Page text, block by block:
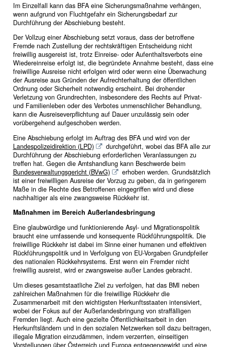
Im Einzelfall kann das BFA eine Sicherungsmaßnahme verhängen,
wenn aufgrund von Fluchtgefahr ein Sicherungsbedarf zur
Durchführung der Abschiebung besteht.
Der Vollzug einer Abschiebung setzt voraus, dass der betroffene
Fremde nach Zustellung der rechtskräftigen Entscheidung nicht
freiwillig ausgereist ist, trotz Einreise- oder Aufenthaltsverbots eine
Wiedereinreise erfolgt ist, die begründete Annahme besteht, dass eine
freiwillige Ausreise nicht erfolgen wird oder wenn eine Überwachung
der Ausreise aus Gründen der Aufrechterhaltung der öffentlichen
Ordnung oder Sicherheit notwendig erscheint. Bei drohender
Verletzung von Grundrechten, insbesondere des Rechts auf Privat-
und Familienleben oder des Verbotes unmenschlicher Behandlung,
kann die Ausreiseverpflichtung auf Dauer unzulässig sein oder
vorübergehend aufgeschoben werden.
Eine Abschiebung erfolgt im Auftrag des BFA und wird von der
Landespolizeidirektion (LPD)
durchgeführt, wobei das BFA alle zur
Durchführung der Abschiebung erforderlichen Veranlassungen zu
treffen hat. Gegen die Amtshandlung kann Beschwerde beim
Bundesverwaltungsgericht (BVwG)
erhoben werden. Grundsätzlich
ist einer freiwilligen Ausreise der Vorzug zu geben, da in geringerem
Maße in die Rechte des Betroffenen eingegriffen wird und diese
nachhaltiger als eine zwangsweise Rückkehr ist.
Maßnahmen im Bereich Außerlandesbringung
Eine glaubwürdige und funktionierende Asyl- und Migrationspolitik
braucht eine umfassende und konsequente Rückführungspolitik. Die
freiwillige Rückkehr ist dabei im Sinne einer humanen und effektiven
Rückführungspolitik und in Verfolgung von EU-Vorgaben Grundpfeiler
des nationalen Rückkehrsystems. Erst wenn ein Fremder nicht
freiwillig ausreist, wird er zwangsweise außer Landes gebracht.
Um dieses gesamtstaatliche Ziel zu verfolgen, hat das BMI neben
zahlreichen Maßnahmen für die freiwillige Rückkehr die
Zusammenarbeit mit den wichtigsten Herkunftsstaaten intensiviert,
wobei der Fokus auf der Außerlandesbringung von straffälligen
Fremden liegt. Auch eine gezielte Öffentlichkeitsarbeit in den
Herkunftsländern und in den sozialen Netzwerken soll dazu beitragen,
illegale Migration einzudämmen, indem verzerrten, einseitigen
Vorstellungen über Österreich und Europa entgegengewirkt und eine